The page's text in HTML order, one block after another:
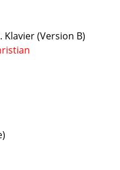
Klavier (Version B)